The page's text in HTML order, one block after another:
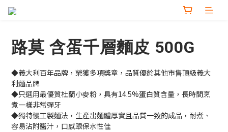
路莫 含蛋千層麵皮 500G
◆義大利百年品牌，榮獲多項獎章，品質優於其他市售頂級義大
利麵品牌
◆只選用最優質杜蘭小麥粉，具有14.5%蛋白質含量，長時間烹
煮一樣非常彈牙
◆獨特慢工製麵法，生產出麵體厚實且品質一致的成品，耐煮、
容易沾附醬汁，口感跟保水性佳